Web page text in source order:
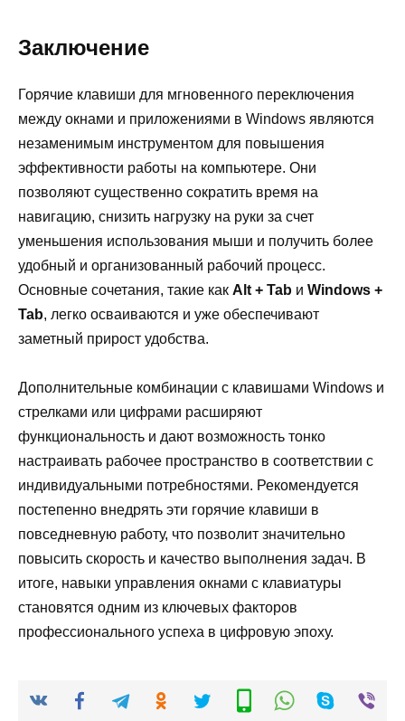
Заключение
Горячие клавиши для мгновенного переключения
между окнами и приложениями в Windows являются
незаменимым инструментом для повышения
эффективности работы на компьютере. Они
позволяют существенно сократить время на
навигацию, снизить нагрузку на руки за счет
уменьшения использования мыши и получить более
удобный и организованный рабочий процесс.
Основные сочетания, такие как Alt + Tab и Windows +
Tab, легко осваиваются и уже обеспечивают
заметный прирост удобства.
Дополнительные комбинации с клавишами Windows и
стрелками или цифрами расширяют
функциональность и дают возможность тонко
настраивать рабочее пространство в соответствии с
индивидуальными потребностями. Рекомендуется
постепенно внедрять эти горячие клавиши в
повседневную работу, что позволит значительно
повысить скорость и качество выполнения задач. В
итоге, навыки управления окнами с клавиатуры
становятся одним из ключевых факторов
профессионального успеха в цифровую эпоху.